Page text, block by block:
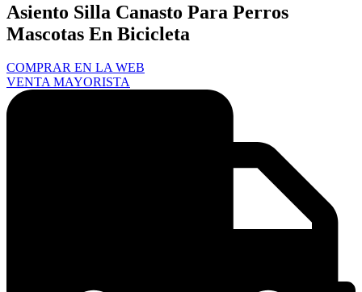
Asiento Silla Canasto Para Perros
Mascotas En Bicicleta
COMPRAR EN LA WEB
VENTA MAYORISTA